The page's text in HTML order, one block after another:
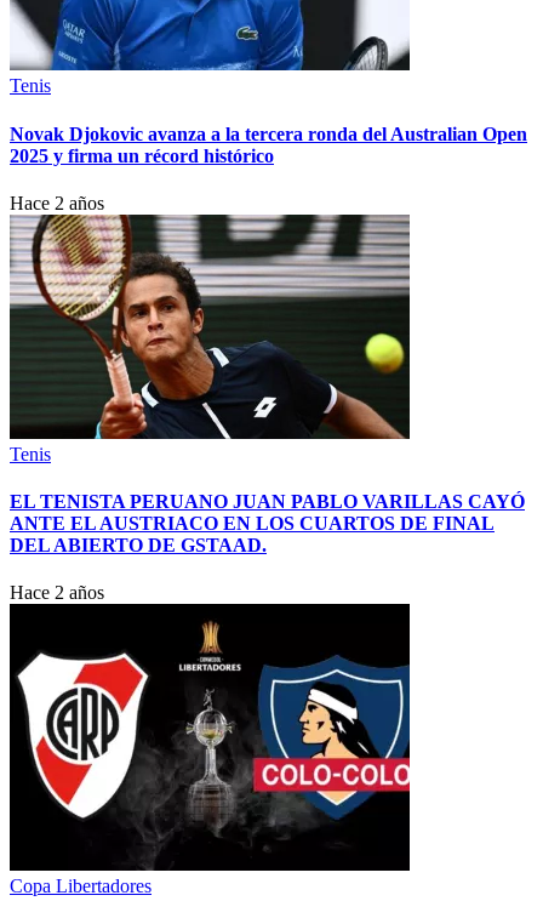
Tenis
Novak Djokovic avanza a la tercera ronda del Australian Open
2025 y firma un récord histórico
Hace 2 años
Tenis
EL TENISTA PERUANO JUAN PABLO VARILLAS CAYÓ
ANTE EL AUSTRIACO EN LOS CUARTOS DE FINAL
DEL ABIERTO DE GSTAAD.
Hace 2 años
Copa Libertadores